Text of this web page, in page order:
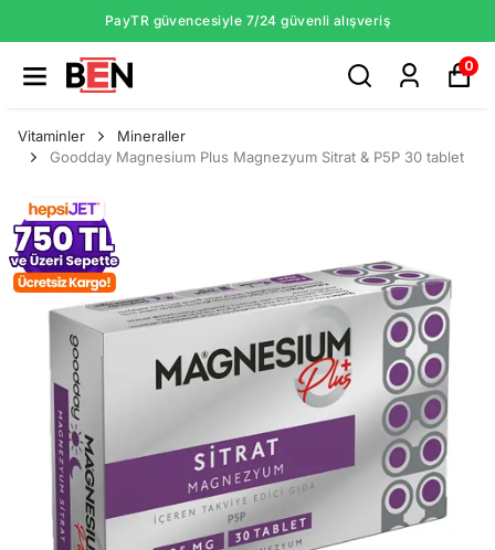
PayTR güvencesiyle 7/24 güvenli alışveriş
0
Vitaminler
Mineraller
Goodday Magnesium Plus Magnezyum Sitrat & P5P 30 tablet